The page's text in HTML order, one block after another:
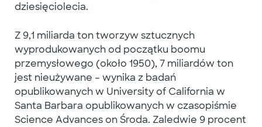
dziesięciolecia.
Z 9,1 miliarda ton tworzyw sztucznych
wyprodukowanych od początku boomu
przemysłowego (około 1950), 7 miliardów ton
jest nieużywane – wynika z badań
opublikowanych w University of California w
Santa Barbara opublikowanych w czasopiśmie
Science Advances on Środa. Zaledwie 9 procent